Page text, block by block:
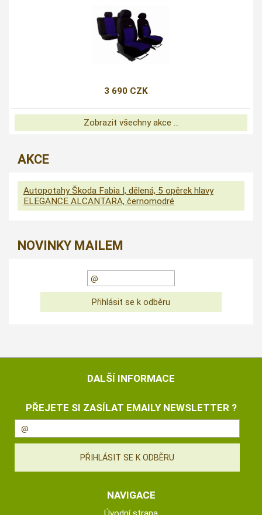
3 690 CZK
Zobrazit všechny akce ...
AKCE
Autopotahy Škoda Fabia I, dělená, 5 opěrek hlavy
ELEGANCE ALCANTARA, černomodré
NOVINKY MAILEM
DALŠÍ INFORMACE
PŘEJETE SI ZASÍLAT EMAILY NEWSLETTER ?
NAVIGACE